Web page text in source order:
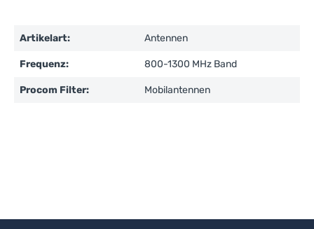
Artikelart: Antennen
Frequenz: 800-1300 MHz Band
Procom Filter: Mobilantennen